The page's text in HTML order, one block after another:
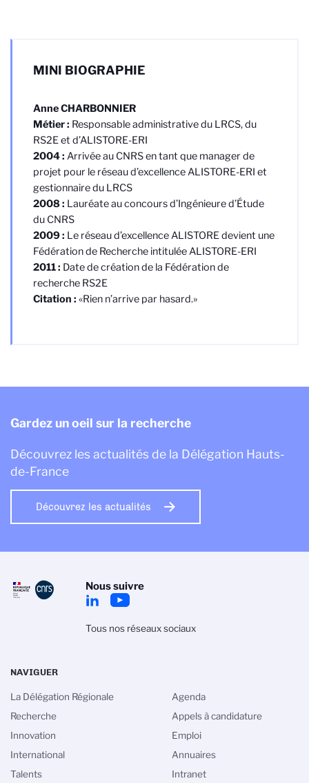
MINI BIOGRAPHIE
Anne CHARBONNIER
Métier : Responsable administrative du LRCS, du
RS2E et d’ALISTORE-ERI
2004 : Arrivée au CNRS en tant que manager de
projet pour le réseau d’excellence ALISTORE-ERI et
gestionnaire du LRCS
2008 : Lauréate au concours d’Ingénieure d’Étude
du CNRS
2009 : Le réseau d’excellence ALISTORE devient une
Fédération de Recherche intitulée ALISTORE-ERI
2011 : Date de création de la Fédération de
recherche RS2E
Citation : «Rien n’arrive par hasard.»
Gardez un oeil sur la recherche
Découvrez les actualités de la Délégation Hauts-
de-France
Découvrez les actualités
Nous suivre
Tous nos réseaux sociaux
NAVIGUER
La Délégation Régionale
Recherche
Innovation
International
Talents
Agenda
Appels à candidature
Emploi
Annuaires
Intranet